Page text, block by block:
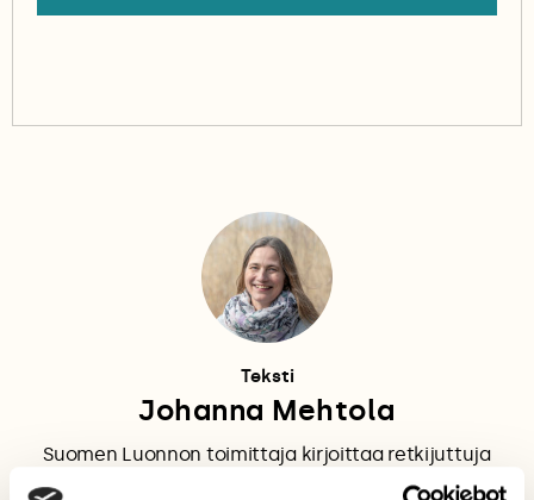
Teksti
Johanna Mehtola
Suomen Luonnon toimittaja kirjoittaa retkijuttuja